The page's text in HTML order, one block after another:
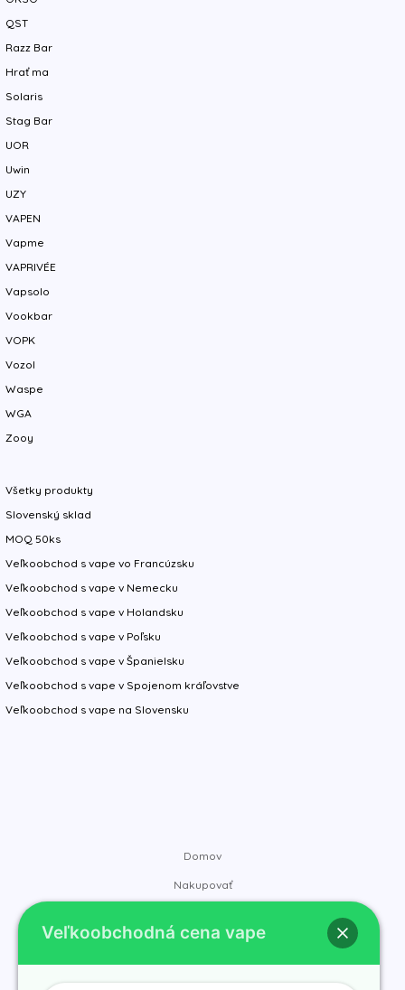
QST
Razz Bar
Hrať ma
Solaris
Stag Bar
UOR
Uwin
UZY
VAPEN
Vapme
VAPRIVÉE
Vapsolo
Vookbar
VOPK
Vozol
Waspe
WGA
Zooy
Všetky produkty
Slovenský sklad
MOQ 50ks
Veľkoobchod s vape vo Francúzsku
Veľkoobchod s vape v Nemecku
Veľkoobchod s vape v Holandsku
Veľkoobchod s vape v Poľsku
Veľkoobchod s vape v Španielsku
Veľkoobchod s vape v Spojenom kráľovstve
Veľkoobchod s vape na Slovensku
Domov
Nakupovať
Kontakt
Veľkoobchodná cena vape